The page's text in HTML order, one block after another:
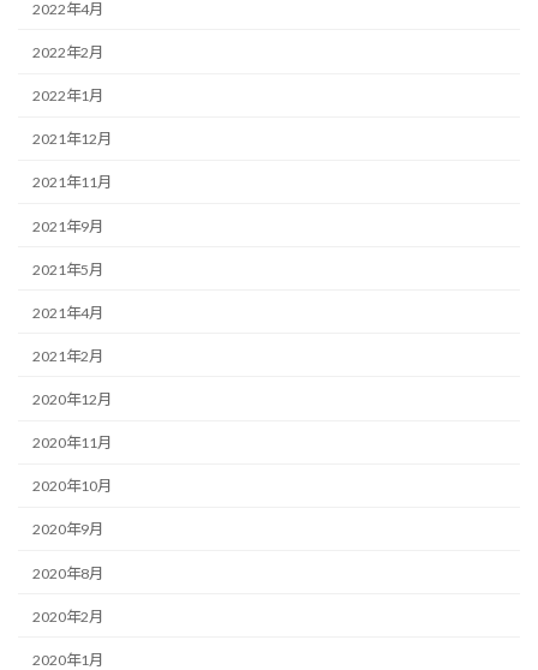
2022年4月
2022年2月
2022年1月
2021年12月
2021年11月
2021年9月
2021年5月
2021年4月
2021年2月
2020年12月
2020年11月
2020年10月
2020年9月
2020年8月
2020年2月
2020年1月